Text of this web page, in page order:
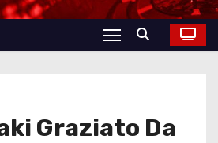
Graziato Da